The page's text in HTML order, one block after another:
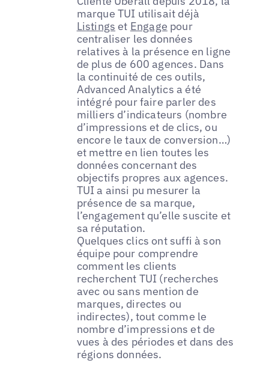
marque TUI utilisait déjà
Listings et Engage pour
centraliser les données
relatives à la présence en ligne
de plus de 600 agences. Dans
la continuité de ces outils,
Advanced Analytics a été
intégré pour faire parler des
milliers d’indicateurs (nombre
d’impressions et de clics, ou
encore le taux de conversion…)
et mettre en lien toutes les
données concernant des
objectifs propres aux agences.
TUI a ainsi pu mesurer la
présence de sa marque,
l’engagement qu’elle suscite et
sa réputation.
Quelques clics ont suffi à son
équipe pour comprendre
comment les clients
recherchent TUI (recherches
avec ou sans mention de
marques, directes ou
indirectes), tout comme le
nombre d’impressions et de
vues à des périodes et dans des
régions données.